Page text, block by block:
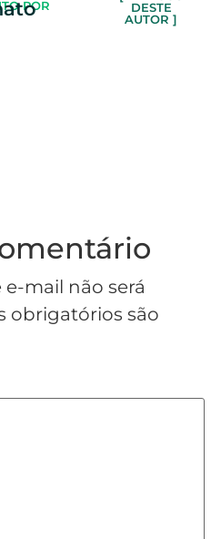
POR
DESTE
AUTOR ]
mail não será
obrigatórios são